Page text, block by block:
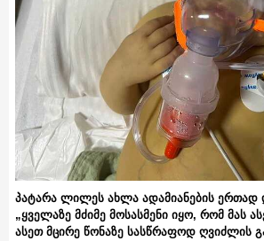
პატარა ლილეს ახლა ადამიანების ერთად
„ყველაზე მძიმე მოსასმენი იყო, რომ მას
ასეთ მცირე წონაზე სასწრაფოდ ღვიძლის